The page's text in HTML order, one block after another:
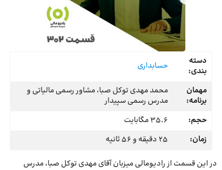
دسته
بندی:
حسابداری
مهمان
برنامه:
محمد مهدی توکل صبا، مشاور رسمی مالیاتی و
مدرس رسمی سپیدار
حجم:
35.6 مگابایت
زمان:
25 دقیقه و 56 ثانیه
در این قسمت از رادیومالی میزبان آقای مهدی توکل صبا، مدرس